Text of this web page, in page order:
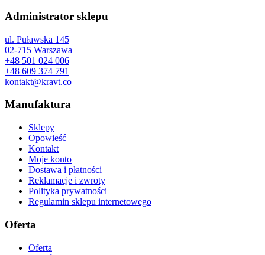
Administrator sklepu
ul. Puławska 145
02-715 Warszawa
+48 501 024 006
+48 609 374 791
kontakt@kravt.co
Manufaktura
Sklepy
Opowieść
Kontakt
Moje konto
Dostawa i płatności
Reklamacje i zwroty
Polityka prywatności
Regulamin sklepu internetowego
Oferta
Oferta